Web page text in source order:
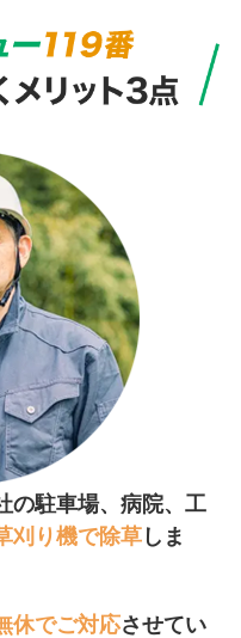
の駐車場、病院、工
刈り機で除草しま
休でご対応させてい